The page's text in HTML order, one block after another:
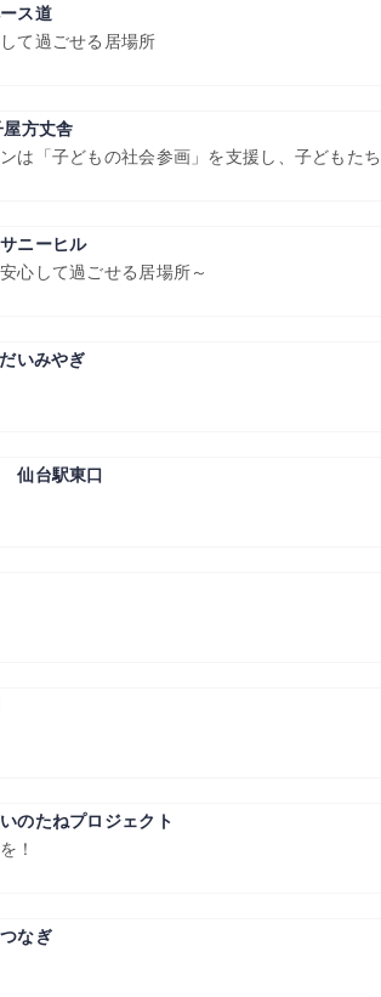
ス道
て過ごせる居場所
方丈舎
は「子どもの社会参画」を支援し、子どもた
ニーヒル
心して過ごせる居場所～
いみやぎ
仙台駅東口
のたねプロジェクト
！
なぎ